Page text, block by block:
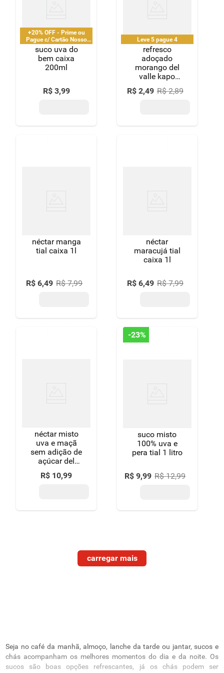
+20% OFF - Prime ou
Pague c/ Cartão Nosso
Pay
suco uva do
bem caixa
200ml
R$ 3,99
Leve 5 pague 4
refresco
adoçado
morango del
valle kapo
caixa 200ml
R$ 2,49 R$ 2,89
néctar manga
tial caixa 1l
R$ 6,49 R$ 7,99
néctar
maracujá tial
caixa 1l
R$ 6,49 R$ 7,99
néctar misto
uva e maçã
sem adição de
açúcar del
valle caixa 1l
R$ 10,99
-23%
suco misto
100% uva e
pera tial 1 litro
R$ 9,99 R$ 12,99
Seja no café da manhã, almoço, lanche da tarde ou jantar, sucos e
chás acompanham os melhores momentos do dia e da noite. Os
sucos são boas opções refrescantes, já os chás podem ser